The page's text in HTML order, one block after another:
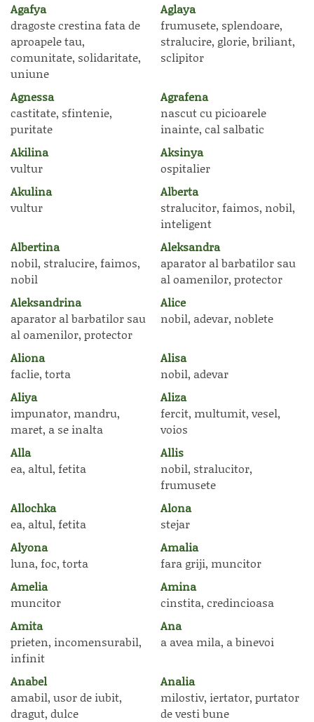
Agafya
dragoste crestina fata de
aproapele tau,
comunitate, solidaritate,
uniune
Aglaya
frumusete, splendoare,
stralucire, glorie, briliant,
sclipitor
Agnessa
castitate, sfintenie,
puritate
Agrafena
nascut cu picioarele
inainte, cal salbatic
Akilina
vultur
Aksinya
ospitalier
Akulina
vultur
Alberta
stralucitor, faimos, nobil,
inteligent
Albertina
nobil, stralucire, faimos,
nobil
Aleksandra
aparator al barbatilor sau
al oamenilor, protector
Aleksandrina
aparator al barbatilor sau
al oamenilor, protector
Alice
nobil, adevar, noblete
Aliona
faclie, torta
Alisa
nobil, adevar
Aliya
impunator, mandru,
maret, a se inalta
Aliza
fercit, multumit, vesel,
voios
Alla
ea, altul, fetita
Allis
nobil, stralucitor,
frumusete
Allochka
ea, altul, fetita
Alona
stejar
Alyona
luna, foc, torta
Amalia
fara griji, muncitor
Amelia
muncitor
Amina
cinstita, credincioasa
Amita
prieten, incomensurabil,
infinit
Ana
a avea mila, a binevoi
Anabel
amabil, usor de iubit,
dragut, dulce
Analia
milostiv, iertator, purtator
de vesti bune